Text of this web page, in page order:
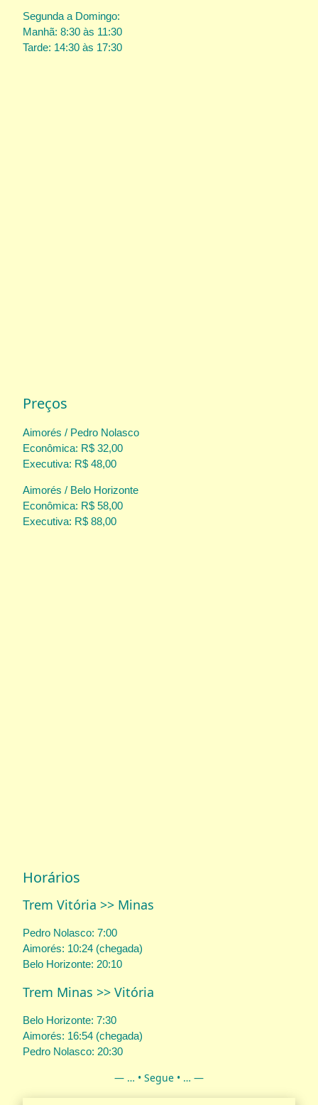
Segunda a Domingo:
Manhã: 8:30 às 11:30
Tarde: 14:30 às 17:30
Preços
Aimorés / Pedro Nolasco
Econômica: R$ 32,00
Executiva: R$ 48,00
Aimorés / Belo Horizonte
Econômica: R$ 58,00
Executiva: R$ 88,00
Horários
Trem Vitória >> Minas
Pedro Nolasco: 7:00
Aimorés: 10:24 (chegada)
Belo Horizonte: 20:10
Trem Minas >> Vitória
Belo Horizonte: 7:30
Aimorés: 16:54 (chegada)
Pedro Nolasco: 20:30
— … • Segue • … —